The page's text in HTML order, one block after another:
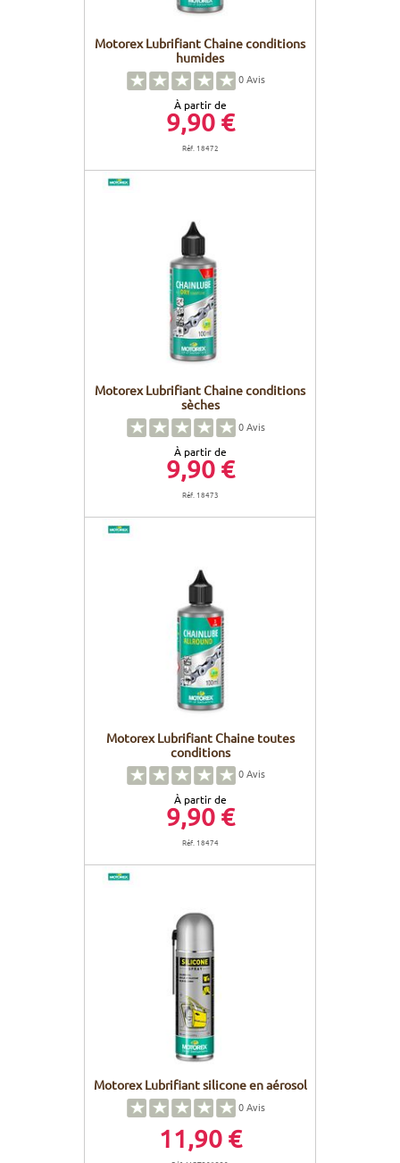
Motorex Lubrifiant Chaine conditions
humides
0Avis
À partir de
9,90 €
Réf. 18472
Motorex Lubrifiant Chaine conditions
sèches
0Avis
À partir de
9,90 €
Réf. 18473
Motorex Lubrifiant Chaine toutes
conditions
0Avis
À partir de
9,90 €
Réf. 18474
Motorex Lubrifiant silicone en aérosol
0Avis
11,90 €